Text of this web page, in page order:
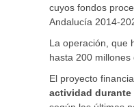
cuyos fondos
Andalucía 2014-
La operación, que
hasta 200
El proyecto
actividad durante